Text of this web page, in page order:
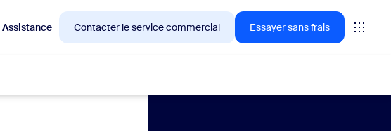
Assistance Contacter le service commercial Essayer sans frais